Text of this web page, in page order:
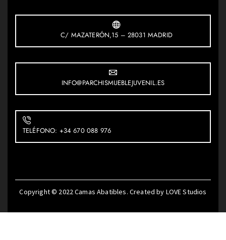
C/ MAZATERÓN,15 – 28031 MADRID
INFO@PARCHISMUEBLEJUVENIL.ES
TELÉFONO: +34 670 088 976
Copyright © 2022Camas Abatibles. Created by LOVE Studios